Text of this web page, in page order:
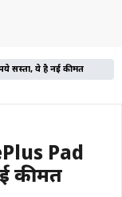
सस्ता, ये है नई कीमत
Pad
कीमत